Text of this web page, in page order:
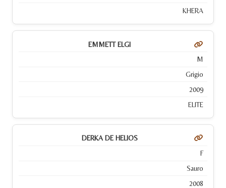
KHERA
EMMETT ELGI
M
Grigio
2009
ELITE
DERKA DE HELIOS
F
Sauro
2008